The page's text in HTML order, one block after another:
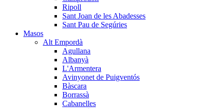
Ripoll
Sant Joan de les Abadesses
Sant Pau de Segúries
Masos
Alt Empordà
Agullana
Albanyà
L'Armentera
Avinyonet de Puigventós
Bàscara
Borrassà
Cabanelles